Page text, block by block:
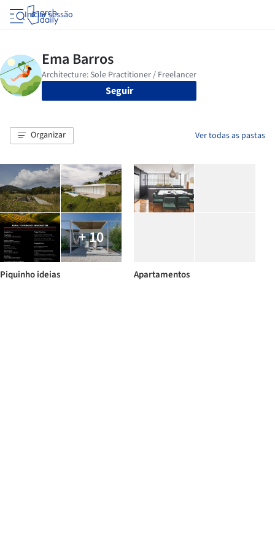
Iniciar sessão
Seguir
Organizar Ver todas as pastas
+ 10
Piquinho ideias Apartamentos